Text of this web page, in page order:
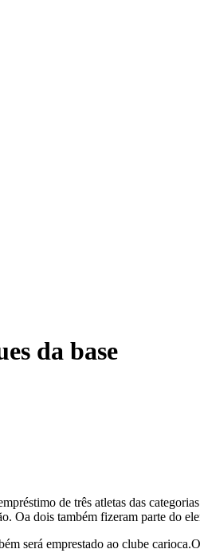
da base
de três atletas das
Oa dois também fizeram parte do
será emprestado ao clube